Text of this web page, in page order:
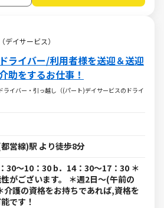
イサービス）
ライバー/利用者様を送迎＆送迎
助をするお仕事！
ライバー・引っ越し（(パート)デイサービスのドライ
営線)駅 より徒歩8分
30～10：30 b．14：30～17：30 ＊
がございます。 ＊週2日～(午前の
介護の資格をお持ちであれば,資格を
です！